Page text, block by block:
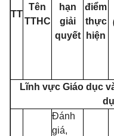
TT
Tên
TTHC
hạn
giải
quyết
điểm
thực
hiện
Lĩnh vực Giáo dục
Đánh
giá,